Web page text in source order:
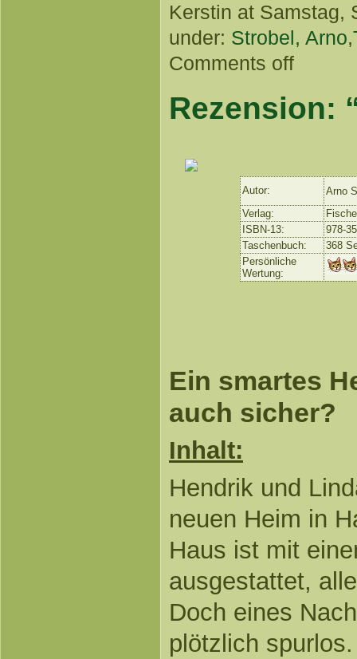
Kerstin at Samstag,
under: Strobel, Arno,
Comments off
Rezension:
Autor:
Arno
Verlag:
ISBN-13:
978-
Taschenbuch:
368
Persönliche
Wertung:
Ein smartes
auch sicher?
Inhalt:
Hendrik und
neuen Heim in
Haus ist mit
ausgestattet,
Doch eines
plötzlich